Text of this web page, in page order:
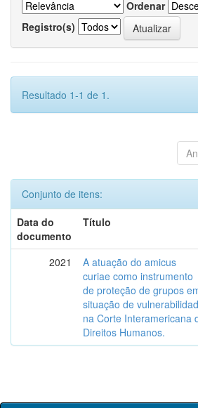
Ordenar
Registro(s)
Resultado 1-1 de 1.
Conjunto de itens:
Data do
documento
Título
2021
A atuação do amicus
curiae como instrumento
de proteção de grupos
situação de
na Corte Interamericana
Direitos Humanos.